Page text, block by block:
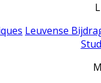
L
Leuvense
M